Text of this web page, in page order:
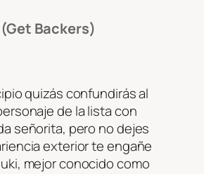
Backers)
quizás confundirás al
de la lista con
señorita, pero no dejes
exterior te engañe
mejor conocido como